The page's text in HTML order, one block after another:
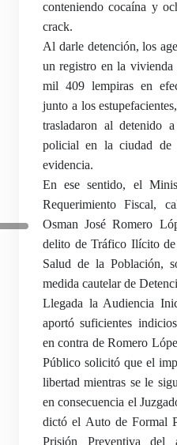
conteniendo cocaína y
crack.
Al darle detención, los
un registro en la
mil 409 lempiras en
junto a los
trasladaron al detenido
policial en la ciudad de
evidencia.
En ese sentido, el
Requerimiento Fiscal,
Osman José Romero
delito de Tráfico Ilícito
Salud de la Población,
medida cautelar de
Llegada la Audiencia
aportó suficientes
en contra de Romero
Público solicitó que el
libertad mientras se le
en consecuencia el
dictó el Auto de Formal
Prisión Preventiva del